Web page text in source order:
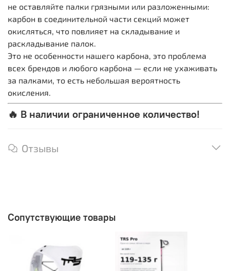
не оставляйте палки грязными или разложенными:
карбон в соединительной части секций может
окисляться, что повлияет на складывание и
раскладывание палок.
Это не особенности нашего карбона, это проблема
всех брендов и любого карбона — если не ухаживать
за палками, то есть небольшая вероятность
окисления.
🔥 В наличии ограниченное количество!
Отзывы
Сопутствующие товары